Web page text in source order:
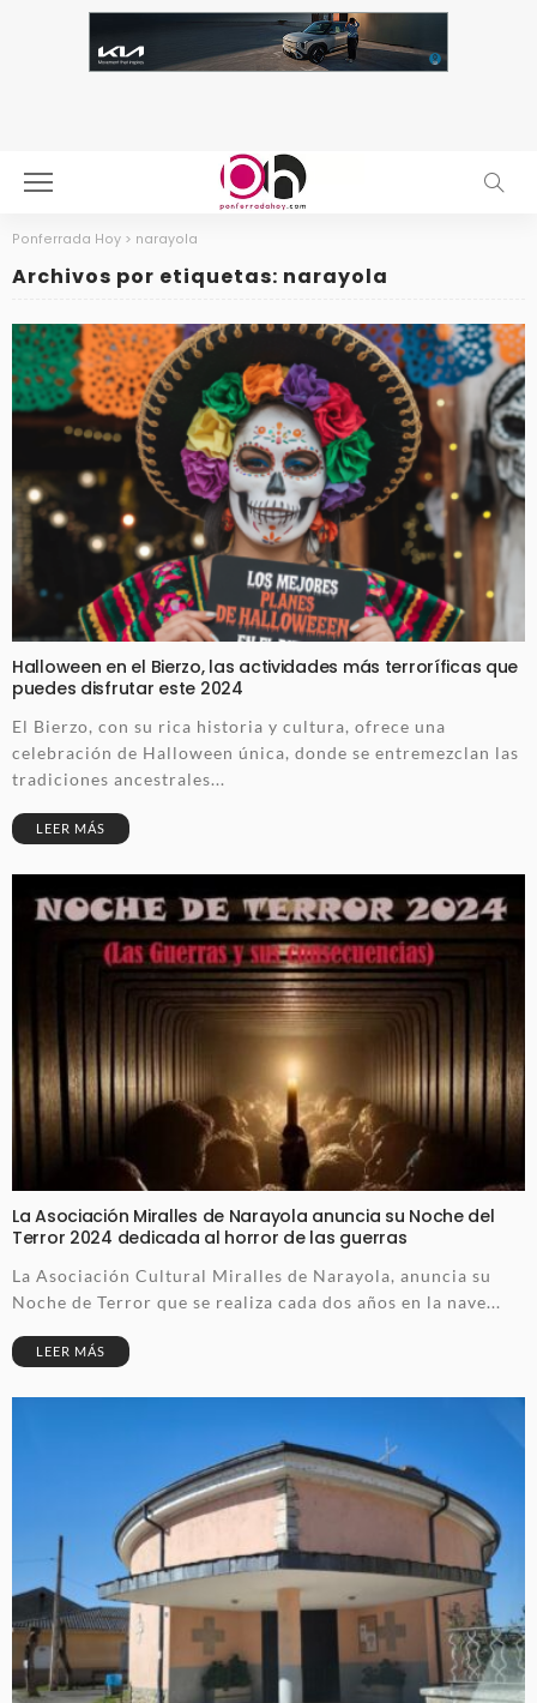
Ponferrada Hoy > narayola
Archivos por etiquetas: narayola
Halloween en el Bierzo, las actividades más terroríficas que
puedes disfrutar este 2024
El Bierzo, con su rica historia y cultura, ofrece una
celebración de Halloween única, donde se entremezclan las
tradiciones ancestrales...
LEER MÁS
La Asociación Miralles de Narayola anuncia su Noche del
Terror 2024 dedicada al horror de las guerras
La Asociación Cultural Miralles de Narayola, anuncia su
Noche de Terror que se realiza cada dos años en la nave...
LEER MÁS